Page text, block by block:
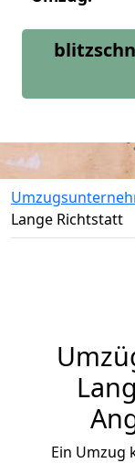
Lange Richtstatt
Ein Umzug